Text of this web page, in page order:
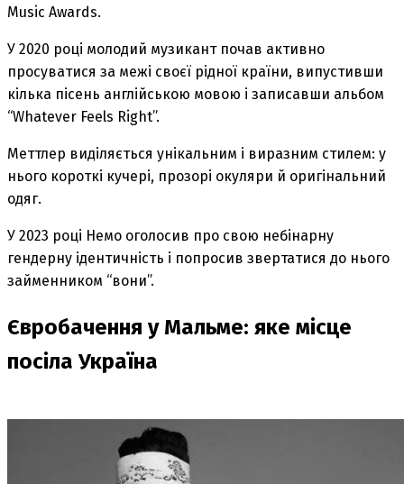
Music Awards.
У 2020 році молодий музикант почав активно
просуватися за межі своєї рідної країни, випустивши
кілька пісень англійською мовою і записавши альбом
“Whatever Feels Right”.
Меттлер виділяється унікальним і виразним стилем: у
нього короткі кучері, прозорі окуляри й оригінальний
одяг.
У 2023 році Немо оголосив про свою небінарну
гендерну ідентичність і попросив звертатися до нього
займенником “вони”.
Євробачення у Мальме: яке місце
посіла Україна